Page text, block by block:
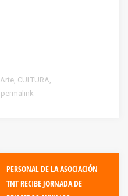
Arte, CULTURA,
permalink
PERSONAL DE LA ASOCIACIÓN
TNT RECIBE JORNADA DE